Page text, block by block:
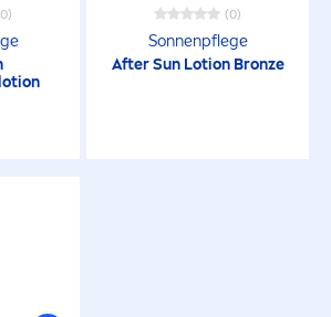
(0)
Sonnenpflege
AfterSunLotion Bronze